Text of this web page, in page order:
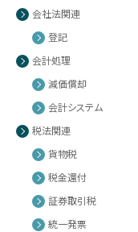
会社法関連
登記
会計処理
減価償却
会計システム
税法関連
貨物税
税金還付
証券取引税
統一発票